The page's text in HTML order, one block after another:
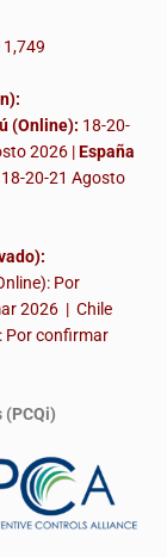
1,749
(Online): 18-20-
2026 |España
18-20-21 Agosto
Por
2026 | Chile
Por confirmar